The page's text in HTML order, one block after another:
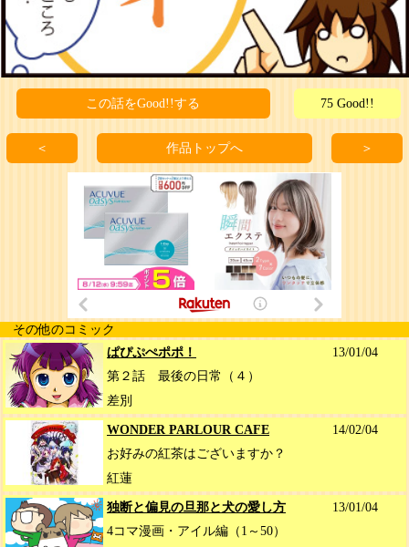
この話をGood!!する 75 Good!!
＜ 作品トップへ ＞
その他のコミック
ぱぴぷぺポポ！
13/01/04
第２話 最後の日常（４）
差別
WONDER PARLOUR CAFE
14/02/04
お好みの紅茶はございますか？
紅蓮
独断と偏見の旦那と犬の愛し方
13/01/04
4コマ漫画・アイル編（1～50）